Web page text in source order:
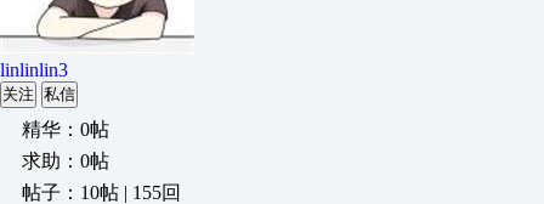
linlinlin3
关注 私信
精华：0帖
求助：0帖
帖子：10帖 | 155回